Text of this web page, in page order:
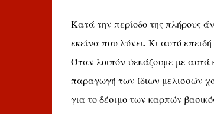
Κατά την περίοδο της πλήρους
εκείνα που λύνει. Κι αυτό
Όταν λοιπόν ψεκάζουμε με αυτά
παραγωγή των ίδιων μελισσών
για το δέσιμο των καρπών